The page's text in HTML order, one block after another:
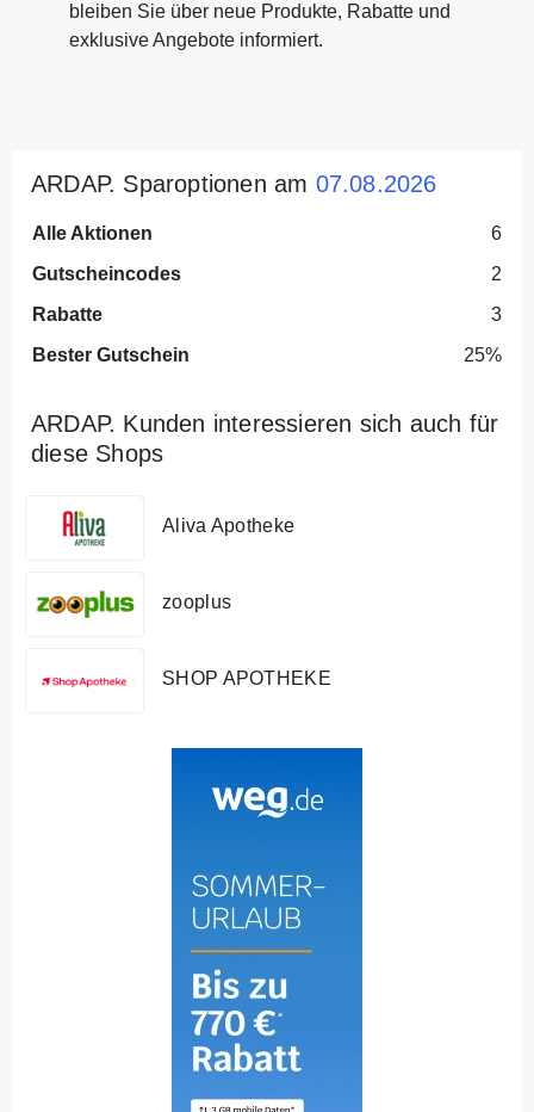
bleiben Sie über neue Produkte, Rabatte und
exklusive Angebote informiert.
ARDAP. Sparoptionen am 07.08.2026
Alle Aktionen
6
Gutscheincodes
2
Rabatte
3
Bester Gutschein
25%
ARDAP. Kunden interessieren sich auch für
diese Shops
Aliva Apotheke
zooplus
SHOP APOTHEKE